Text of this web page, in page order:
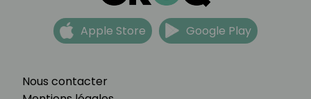
Nous contacter
Apple Store Google Play